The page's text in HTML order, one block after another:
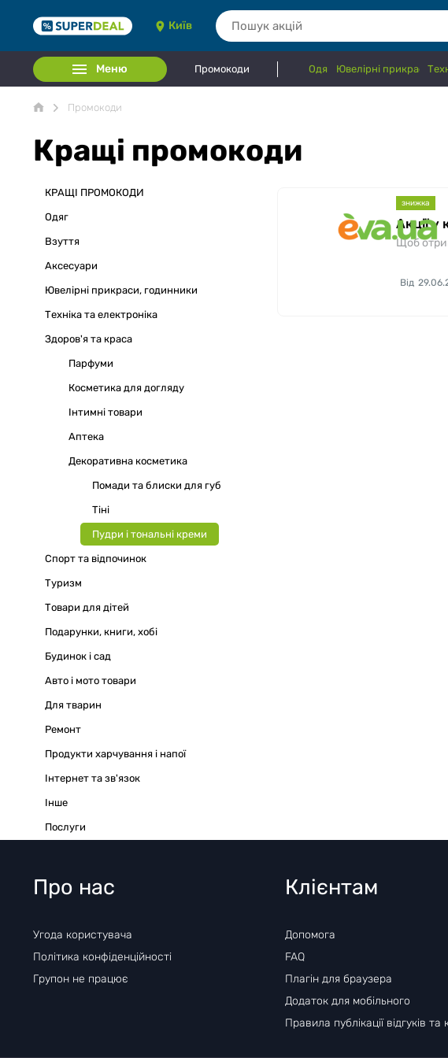
Київ
Меню Промокоди Одяг Ювелірні прикраси,
Промокоди
Кращі промокоди
КРАЩІ ПРОМОКОДИ
Одяг
Взуття
Аксесуари
Ювелірні прикраси, годинники
Техніка та електроніка
Здоров'я та краса
Парфуми
Косметика для догляду
Інтимні товари
Аптека
Декоративна косметика
Помади та блиски для губ
Тіні
Пудри і тональні креми
Спорт та відпочинок
Туризм
Товари для дітей
Подарунки, книги, хобі
Будинок і сад
Авто і мото товари
Для тварин
Ремонт
Продукти харчування і напої
Інтернет та зв'язок
Iнше
Послуги
знижка
Акції у
Щоб
Від
Про нас
Угода користувача
Політика конфіденційності
Групон не працює
Клієнтам
Допомога
FAQ
Плагін для браузера
Додаток для мобільного
Правила публікації відгуків та